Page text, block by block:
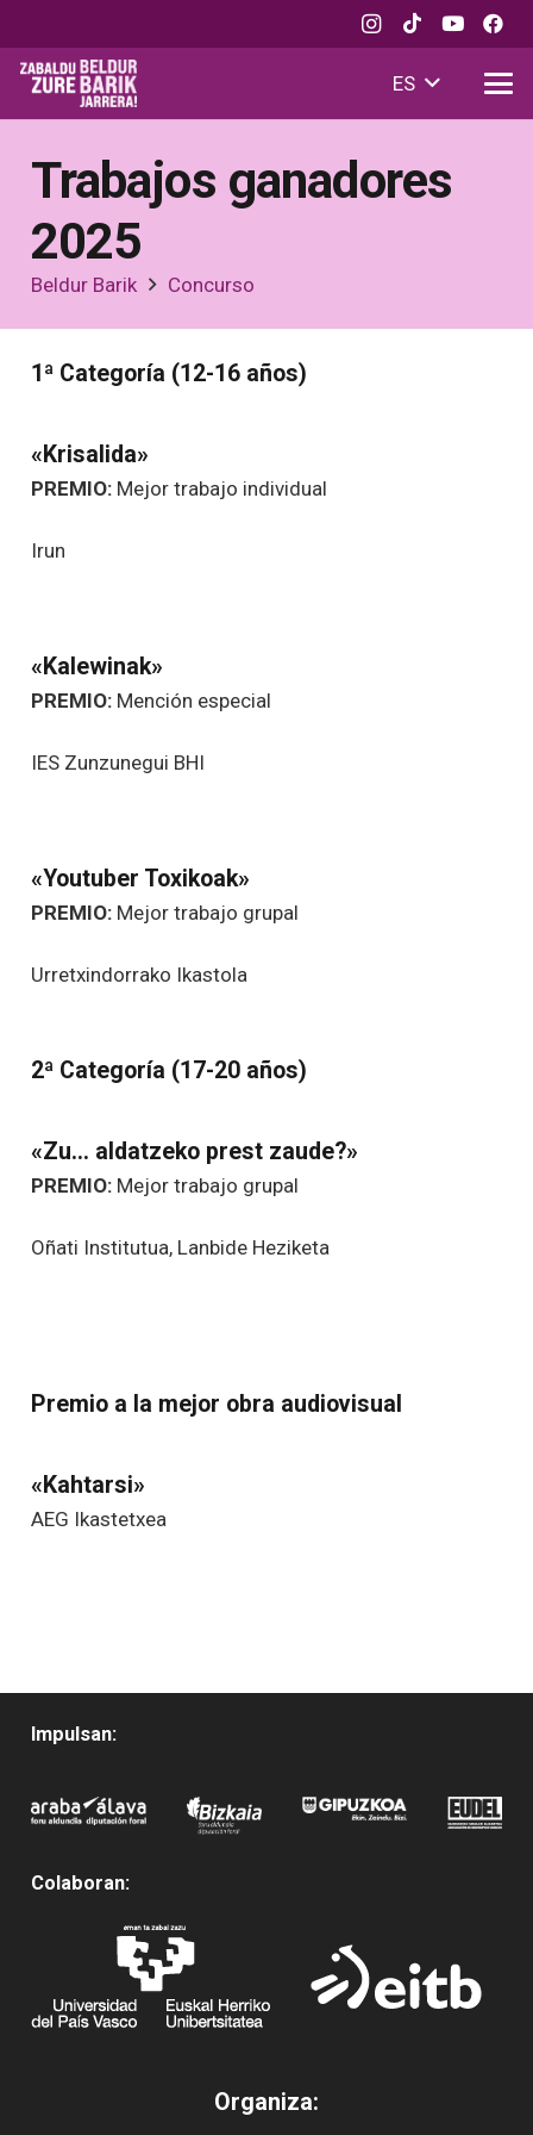
ES
Trabajos ganadores
2025
Beldur Barik Concurso
1ª Categoría (12-16 años)
«Krisalida»
PREMIO:Mejor trabajo individual
Irun
«Kalewinak»
PREMIO:Mención especial
IES Zunzunegui BHI
«Youtuber Toxikoak»
PREMIO:Mejor trabajo grupal
Urretxindorrako Ikastola
2ª Categoría (17-20 años)
«Zu… aldatzeko prest zaude?»
PREMIO:Mejor trabajo grupal
Oñati Institutua, Lanbide Heziketa
Premio a la mejor obra audiovisual
«Kahtarsi»
AEG Ikastetxea
Impulsan:
Colaboran:
Organiza: